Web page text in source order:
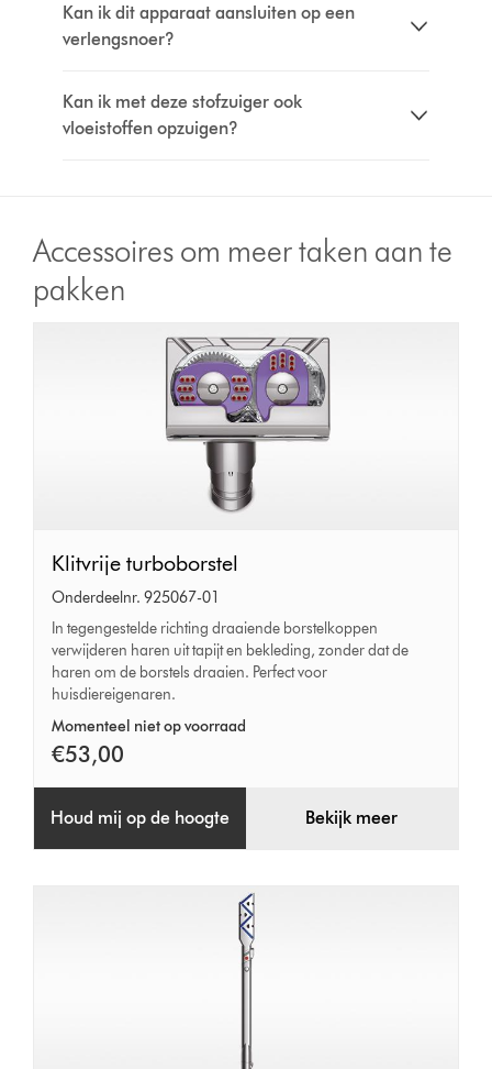
Kan ik dit apparaat aansluiten op een
verlengsnoer?
Kan ik met deze stofzuiger ook
vloeistoffen opzuigen?
Accessoires om meer taken aan te
pakken
Klitvrije
turboborstel
Klitvrije turboborstel
Onderdeelnr. 925067-01
In tegengestelde richting draaiende borstelkoppen
verwijderen haren uit tapijt en bekleding, zonder dat de
haren om de borstels draaien. Perfect voor
huisdiereigenaren.
Momenteel niet op voorraad
€53,00
Houd mij op de hoogte Bekijk meer